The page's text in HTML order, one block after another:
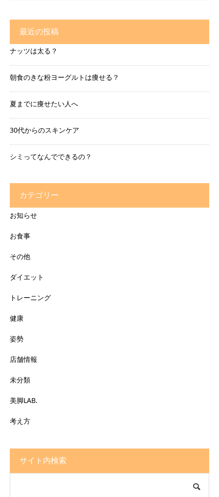
最近の投稿
ナッツは太る？
朝食のきな粉ヨーグルトは痩せる？
夏までに痩せたい人へ
30代からのスキンケア
シミってなんでできるの？
カテゴリー
お知らせ
お食事
その他
ダイエット
トレーニング
健康
姿勢
店舗情報
未分類
美脚LAB.
考え方
サイト内検索